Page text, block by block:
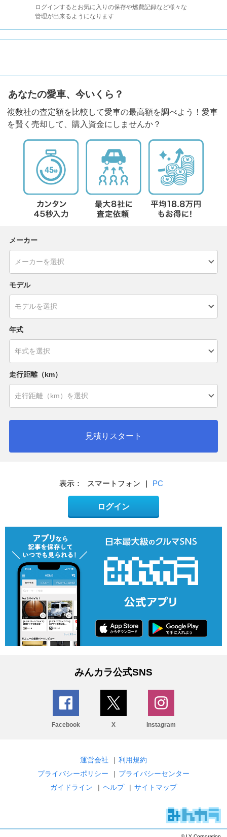
ログインするとお気に入りの保存や燃費記録など様々な
管理が出来るようになります
あなたの愛車、今いくら？
複数社の査定額を比較して愛車の最高額を調べよう！愛車
を賢く売却して、購入資金にしませんか？
メーカー
モデル
年式
走行距離（km）
見積りスタート
表示： スマートフォン | PC
ログイン
みんカラ公式SNS
Facebook X Instagram
運営会社 | 利用規約
プライバシーポリシー
| プライバシーセンター
ガイドライン
| ヘルプ | サイトマップ